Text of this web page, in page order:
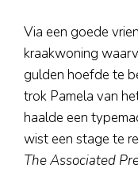
Via een goede
kraakwoning
gulden hoefde te
trok Pamela van
haalde een
wist een stage te
The Associated